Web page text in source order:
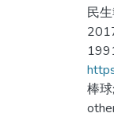
民
棒